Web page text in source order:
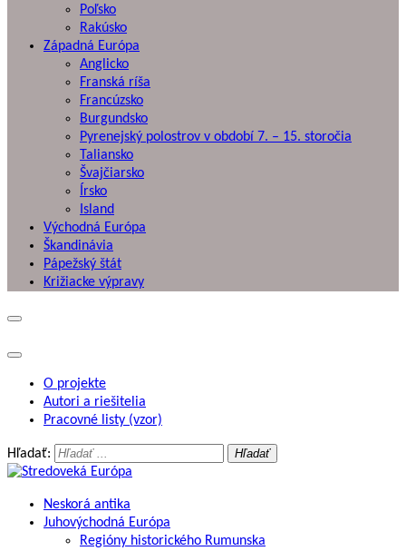
Poľsko
Rakúsko
Západná Európa
Anglicko
Franská ríša
Francúzsko
Burgundsko
Pyrenejský polostrov v období 7. – 15. storočia
Taliansko
Švajčiarsko
Írsko
Island
Východná Európa
Škandinávia
Pápežský štát
Križiacke výpravy
O projekte
Autori a riešitelia
Pracovné listy (vzor)
Hľadať:
Stredoveká Európa
Európsky stredovek interaktívne
Neskorá antika
Juhovýchodná Európa
Regióny historického Rumunska